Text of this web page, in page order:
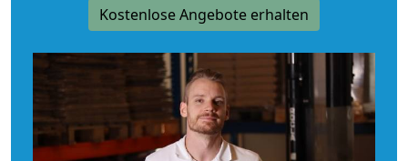
Kostenlose Angebote erhalten